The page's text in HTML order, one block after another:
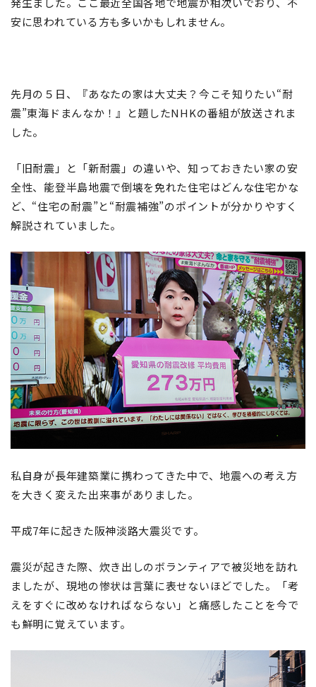
安に思われている方も多いかもしれません。
先月の５日、『あなたの家は大丈夫？今こそ知りたい“耐
震”東海ドまんなか！』と題したNHKの番組が放送されま
した。
「旧耐震」と「新耐震」の違いや、知っておきたい家の安
全性、能登半島地震で倒壊を免れた住宅はどんな住宅かな
ど、“住宅の耐震”と“耐震補強”のポイントが分かりやすく
解説されていました。
私自身が長年建築業に携わってきた中で、地震への考え方
を大きく変えた出来事がありました。
平成7年に起きた阪神淡路大震災です。
震災が起きた際、炊き出しのボランティアで被災地を訪れ
ましたが、現地の惨状は言葉に表せないほどでした。「考
えをすぐに改めなければならない」と痛感したことを今で
も鮮明に覚えています。